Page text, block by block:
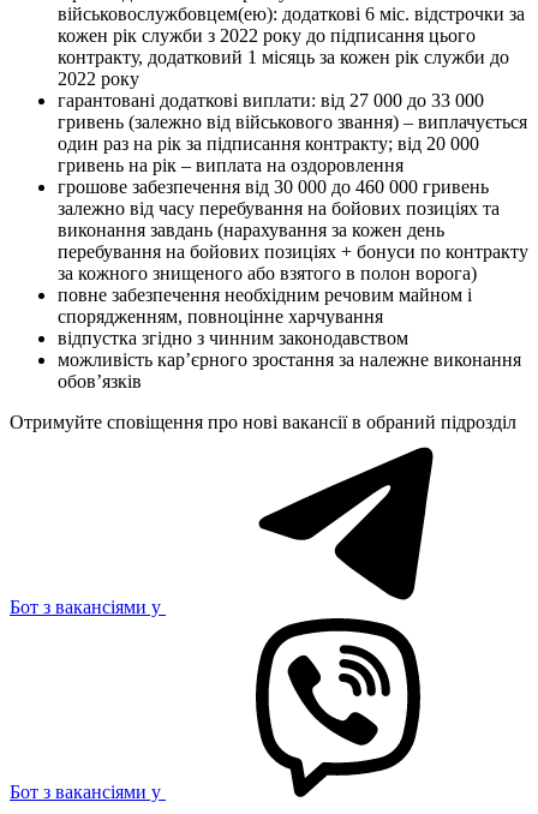
військовослужбовцем(ею): додаткові 6 міс. відстрочки за
кожен рік служби з 2022 року до підписання цього
контракту, додатковий 1 місяць за кожен рік служби до
2022 року
гарантовані додаткові виплати: від 27 000 до 33 000
гривень (залежно від військового звання) – виплачується
один раз на рік за підписання контракту; від 20 000
гривень на рік – виплата на оздоровлення
грошове забезпечення від 30 000 до 460 000 гривень
залежно від часу перебування на бойових позиціях та
виконання завдань (нарахування за кожен день
перебування на бойових позиціях + бонуси по контракту
за кожного знищеного або взятого в полон ворога)
повне забезпечення необхідним речовим майном і
спорядженням, повноцінне харчування
відпустка згідно з чинним законодавством
можливість кар’єрного зростання за належне виконання
обов’язків
Отримуйте сповіщення про нові вакансії в обраний підрозділ
Бот з вакансіями у
Бот з вакансіями у